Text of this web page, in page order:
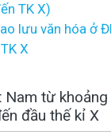
TK X)
lưu văn hóa ở
X
Nam từ
đầu thế kỉ X